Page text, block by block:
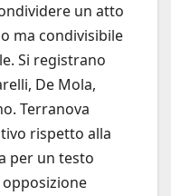
un atto
ma condivisibile
Si registrano
De Mola,
Terranova
rispetto alla
per un testo